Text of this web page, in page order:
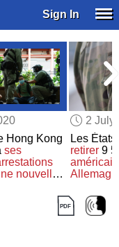
Sign In
Hong Kong
ses
nouvelle
2 July
Les
retirer9